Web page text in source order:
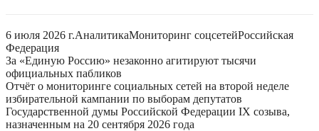
6 июля 2026 г.АналитикаМониторинг соцсетейРоссийская
Федерация
За «Единую Россию» незаконно агитируют тысячи
официальных пабликов
Отчёт о мониторинге социальных сетей на второй неделе
избирательной кампании по выборам депутатов
Государственной думы Российской Федерации IX созыва,
назначенным на 20 сентября 2026 года